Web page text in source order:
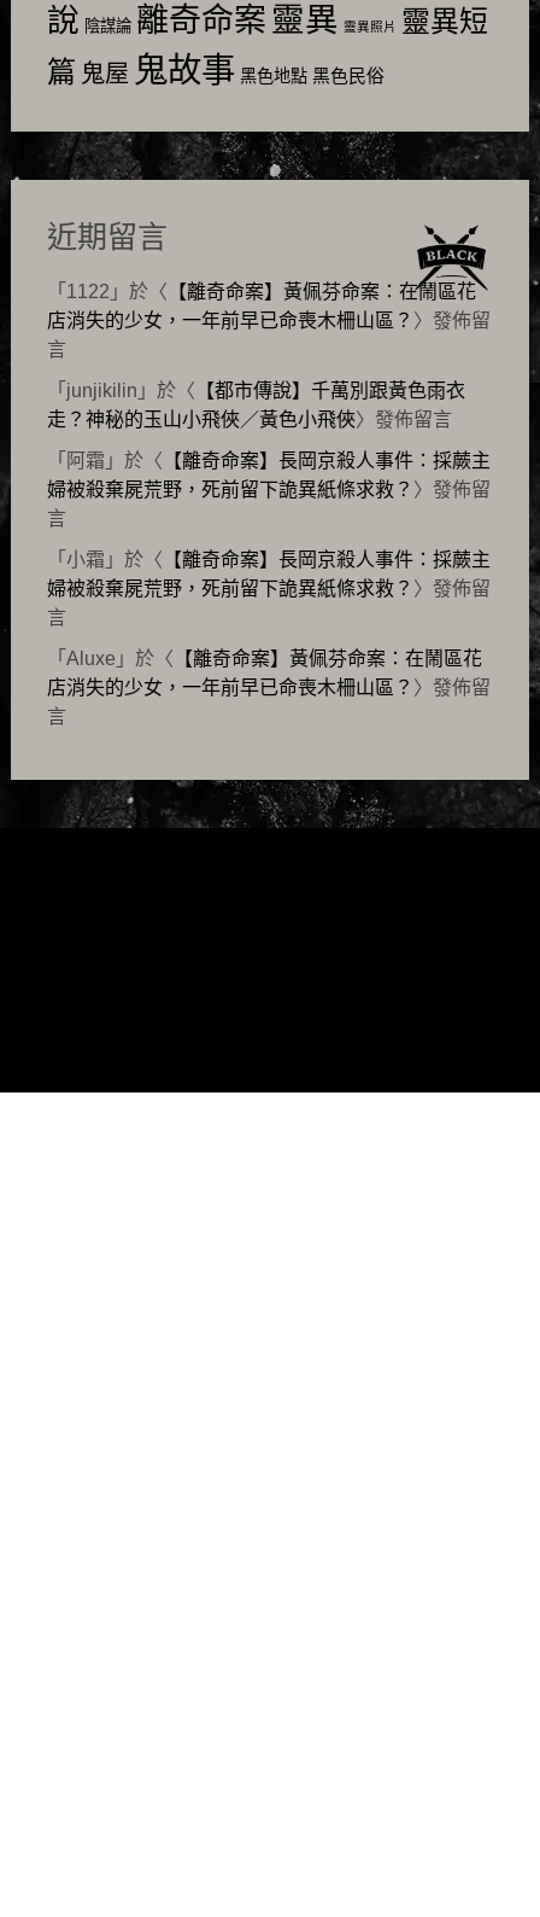
說 陰謀論 離奇命案 靈異 靈異照片 靈異短
篇 鬼屋 鬼故事 黑色地點 黑色民俗
近期留言
「 1122 」於〈 【離奇命案】黃佩芬命案：在鬧區花
店消失的少女，一年前早已命喪木柵山區？ 〉發佈留
言
「 junjikilin 」於〈 【都市傳說】千萬別跟黃色雨衣
走？神秘的玉山小飛俠／黃色小飛俠〉發佈留言
「 阿霜 」於〈 【離奇命案】長岡京殺人事件：採蕨主
婦被殺棄屍荒野，死前留下詭異紙條求救？ 〉發佈留
言
「 小霜 」於〈 【離奇命案】長岡京殺人事件：採蕨主
婦被殺棄屍荒野，死前留下詭異紙條求救？ 〉發佈留
言
「 Aluxe 」於〈 【離奇命案】黃佩芬命案：在鬧區花
店消失的少女，一年前早已命喪木柵山區？ 〉發佈留
言